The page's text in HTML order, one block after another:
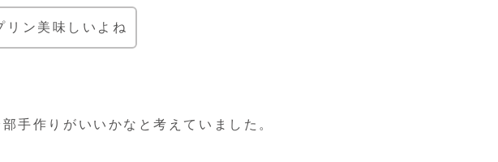
リン美味しいよね
手作りがいいかなと考えていました。